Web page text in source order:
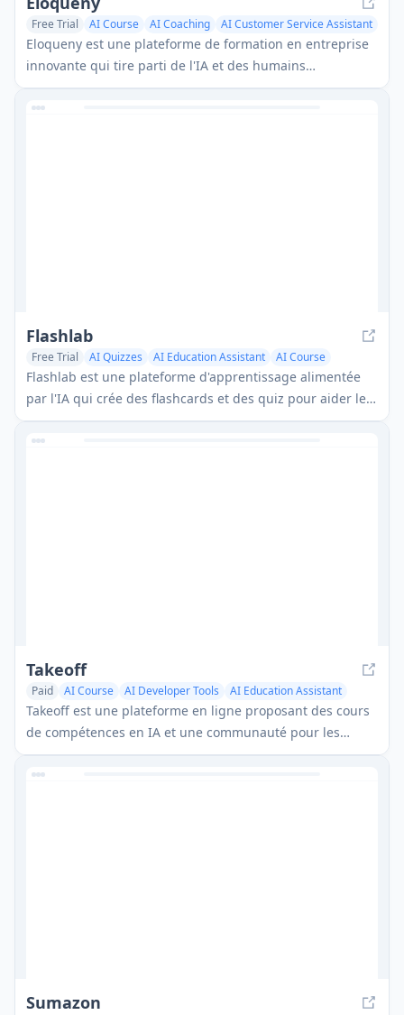
Free Trial AI Course AI Coaching AI Customer Service Assistant
Eloqueny est une plateforme de formation en entreprise
innovante qui tire parti de l'IA et des humains
numériques pour fournir des expériences de formation
immersives et réalistes pour le développement des
Flashlab
Free Trial AI Quizzes AI Education Assistant AI Course
Flashlab est une plateforme d'apprentissage alimentée
par l'IA qui crée des flashcards et des quiz pour aider les
étudiants à étudier plus efficacement et à réussir leurs
examens.
Takeoff
Paid AI Course AI Developer Tools AI Education Assistant
Takeoff est une plateforme en ligne proposant des cours
de compétences en IA et une communauté pour les
développeurs et designers afin de devenir des
utilisateurs d'IA de premier plan.
Sumazon